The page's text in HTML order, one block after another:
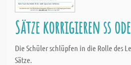
Sätze korrigieren ss
Die Schüler schlüpfen in die Rolle des
Sätze.